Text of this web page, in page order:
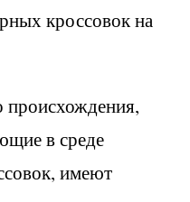
кроссовок на
происхождения,
в среде
имеют